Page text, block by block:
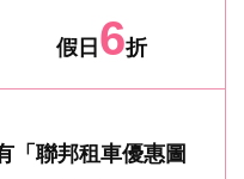
假日 6折
「聯邦租車優惠圖